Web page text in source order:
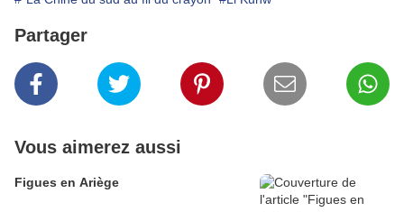
Partager
Vous aimerez aussi
Figues en Ariège